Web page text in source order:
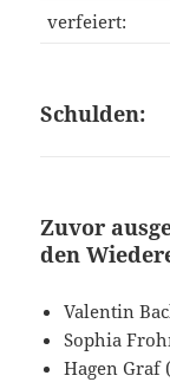
verfeiert:
Schulden:
Zuvor
den
Valentin
Sophia
Hagen Graf